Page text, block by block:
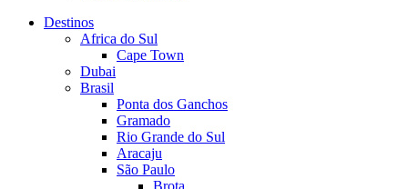
Destinos
Africa do Sul
Cape Town
Dubai
Brasil
Ponta dos Ganchos
Gramado
Rio Grande do Sul
Aracaju
São Paulo
Brota